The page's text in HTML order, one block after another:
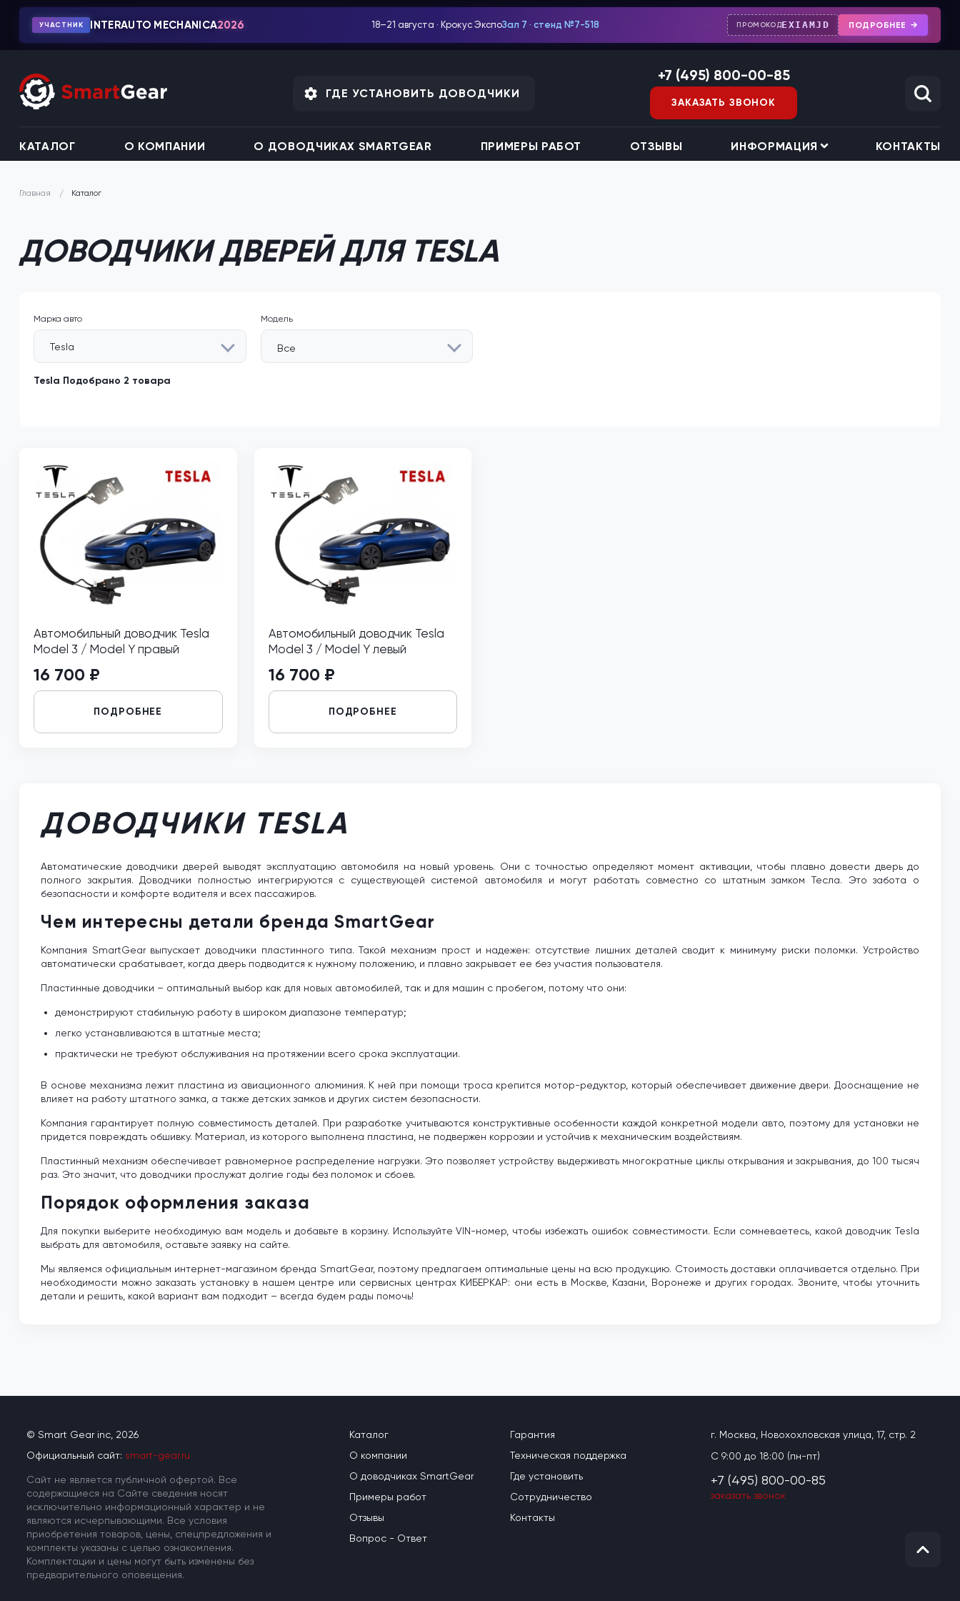
УЧАСТНИК INTERAUTO MECHANICA2026 18–21 августа · Крокус ЭкспоЗал 7 · стенд №7-518 ПРОМОКОДEXIAMJD ПОДРОБНЕЕ
КАТАЛОГ О КОМПАНИИ О ДОВОДЧИКАХ SMARTGEAR ПРИМЕРЫ РАБОТ ОТЗЫВЫ ИНФОРМАЦИЯ КОНТАКТЫ
ГДЕ УСТАНОВИТЬ ДОВОДЧИКИ
+7 (495) 800-00-85
ЗАКАЗАТЬ ЗВОНОК
Главная Каталог
ДОВОДЧИКИ ДВЕРЕЙ ДЛЯ TESLA
Марка авто
Tesla
Модель
Все
Tesla Подобрано 2 товара
Автомобильный доводчик Tesla
Model 3 / Model Y правый
16 700 ₽
ПОДРОБНЕЕ
Автомобильный доводчик Tesla
Model 3 / Model Y левый
16 700 ₽
ПОДРОБНЕЕ
ДОВОДЧИКИ TESLA
Автоматические доводчики дверей выводят эксплуатацию автомобиля на новый уровень. Они с точностью определяют момент активации, чтобы плавно довести дверь до
полного закрытия. Доводчики полностью интегрируются с существующей системой автомобиля и могут работать совместно со штатным замком Тесла. Это забота о
безопасности и комфорте водителя и всех пассажиров.
Чем интересны детали бренда SmartGear
Компания SmartGear выпускает доводчики пластинного типа. Такой механизм прост и надежен: отсутствие лишних деталей сводит к минимуму риски поломки. Устройство
автоматически срабатывает, когда дверь подводится к нужному положению, и плавно закрывает ее без участия пользователя.
Пластинные доводчики – оптимальный выбор как для новых автомобилей, так и для машин с пробегом, потому что они:
демонстрируют стабильную работу в широком диапазоне температур;
легко устанавливаются в штатные места;
практически не требуют обслуживания на протяжении всего срока эксплуатации.
В основе механизма лежит пластина из авиационного алюминия. К ней при помощи троса крепится мотор-редуктор, который обеспечивает движение двери. Дооснащение не
влияет на работу штатного замка, а также детских замков и других систем безопасности.
Компания гарантирует полную совместимость деталей. При разработке учитываются конструктивные особенности каждой конкретной модели авто, поэтому для установки не
придется повреждать обшивку. Материал, из которого выполнена пластина, не подвержен коррозии и устойчив к механическим воздействиям.
Пластинный механизм обеспечивает равномерное распределение нагрузки. Это позволяет устройству выдерживать многократные циклы открывания и закрывания, до 100 тысяч
раз. Это значит, что доводчики прослужат долгие годы без поломок и сбоев.
Порядок оформления заказа
Для покупки выберите необходимую вам модель и добавьте в корзину. Используйте VIN-номер, чтобы избежать ошибок совместимости. Если сомневаетесь, какой доводчик Tesla
выбрать для автомобиля, оставьте заявку на сайте.
Мы являемся официальным интернет-магазином бренда SmartGear, поэтому предлагаем оптимальные цены на всю продукцию. Стоимость доставки оплачивается отдельно. При
необходимости можно заказать установку в нашем центре или сервисных центрах КИБЕРКАР: они есть в Москве, Казани, Воронеже и других городах. Звоните, чтобы уточнить
детали и решить, какой вариант вам подходит – всегда будем рады помочь!
© Smart Gear inc, 2026
Официальный сайт: smart-gear.ru
Cайт не является публичной офертой. Все
содержащиеся на Сайте сведения носят
исключительно информационный характер и не
являются исчерпывающими. Все условия
приобретения товаров, цены, спецпредложения и
комплекты указаны с целью ознакомления.
Комплектации и цены могут быть изменены без
предварительного оповещения.
Каталог
О компании
О доводчиках SmartGear
Примеры работ
Отзывы
Вопрос - Ответ
Гарантия
Техническая поддержка
Где установить
Сотрудничество
Контакты
г. Москва, Новохохловская улица, 17, стр. 2
C 9:00 до 18:00 (пн-пт)
+7 (495) 800-00-85
заказать звонок